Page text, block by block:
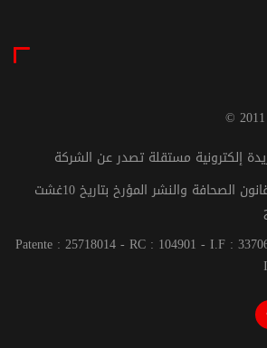
الإيداع القانوني طبقا لقانون الصحافة والنشر المؤرخ بتاريخ 10غشت
Patente : 25718014 - RC : 104901 - I.F :